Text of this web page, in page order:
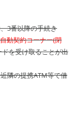
3番以降の手続き
動契約コーナー(閉
を受け取ることが出
隣の提携ATM等で借